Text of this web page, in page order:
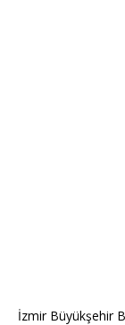
İzmir Büyükşehir